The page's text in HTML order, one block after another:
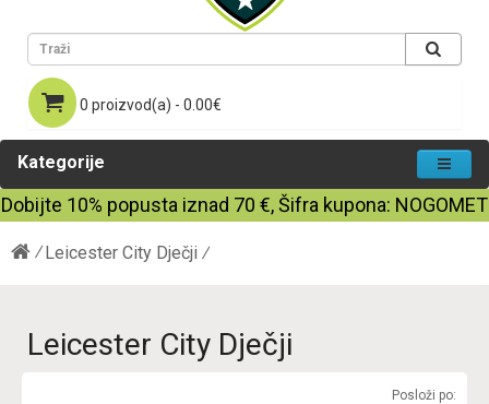
0 proizvod(a) - 0.00€
Kategorije
Dobijte 10% popusta iznad 70 €, Šifra kupona: NOGOMET
Leicester City Dječji
Leicester City Dječji
Posloži po: